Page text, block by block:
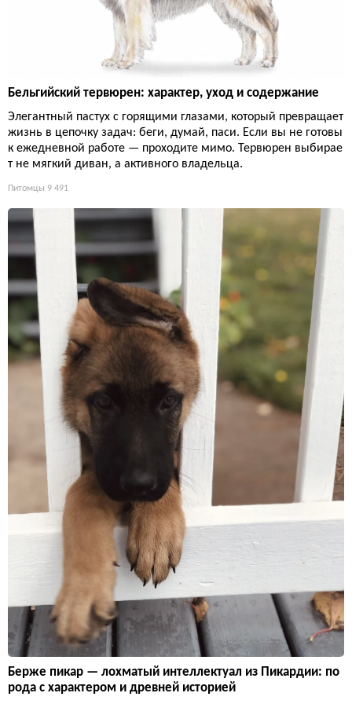
Бельгийский тервюрен: характер, уход и содержание
Элегантный пастух с горящими глазами, который превращает
жизнь в цепочку задач: беги, думай, паси. Если вы не готовы
к ежедневной работе — проходите мимо. Тервюрен выбирае
т не мягкий диван, а активного владельца.
Питомцы 9 491
Берже пикар — лохматый интеллектуал из Пикардии: по
рода с характером и древней историей